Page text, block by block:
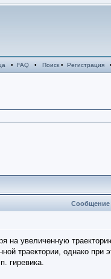
• FAQ• Поиск• Регистрация
Сообщение
на увеличенную
траектории, однако
гиревика.